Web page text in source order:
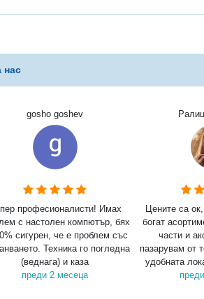
нас
gosho goshev
професионалисти! Имах
с настолен компютър, бях
сигурен, че е проблем със
Техника го погледна
(веднага) и каза
преди 2 месеца
Цените са
богат
части и
пазарувам от
удобната